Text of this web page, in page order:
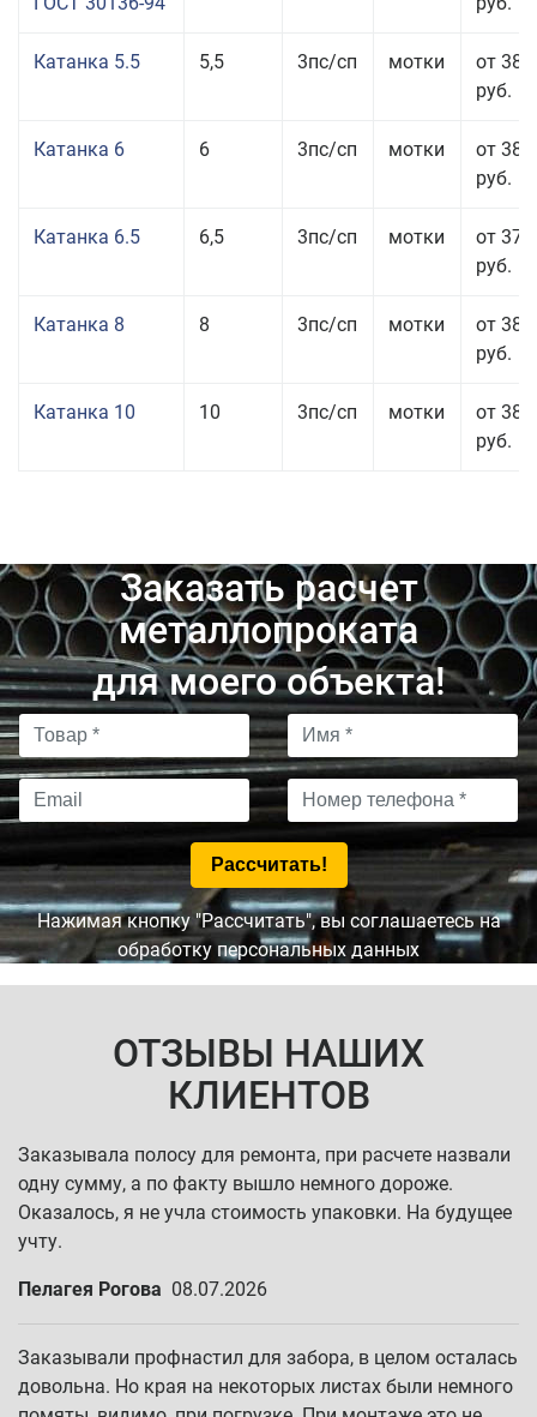
Катанка 5.5 5,5 3пс/сп мотки
от 38
руб.
Катанка 6 6 3пс/сп мотки
от 38
руб.
Катанка 6.5 6,5 3пс/сп мотки
от 37
руб.
Катанка 8 8 3пс/сп мотки
от 38
руб.
Катанка 10 10 3пс/сп мотки
от 38
руб.
Заказать расчет
металлопроката
для моего объекта!
Нажимая кнопку "Рассчитать", вы соглашаетесь на
обработку персональных данных
ОТЗЫВЫ НАШИХ
КЛИЕНТОВ
Заказывала полосу для ремонта, при расчете назвали
одну сумму, а по факту вышло немного дороже.
Оказалось, я не учла стоимость упаковки. На будущее
учту.
Пелагея Рогова 08.07.2026
Заказывали профнастил для забора, в целом осталась
довольна. Но края на некоторых листах были немного